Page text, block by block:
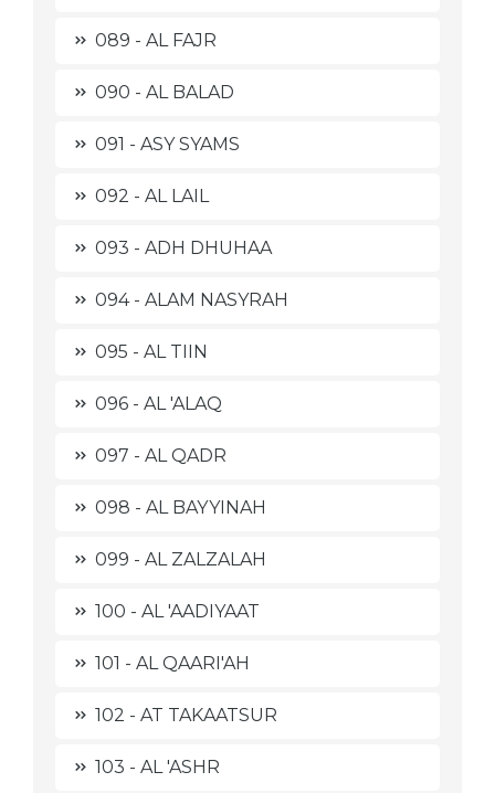
089 - AL FAJR
090 - AL BALAD
091 - ASY SYAMS
092 - AL LAIL
093 - ADH DHUHAA
094 - ALAM NASYRAH
095 - AL TIIN
096 - AL 'ALAQ
097 - AL QADR
098 - AL BAYYINAH
099 - AL ZALZALAH
100 - AL 'AADIYAAT
101 - AL QAARI'AH
102 - AT TAKAATSUR
103 - AL 'ASHR